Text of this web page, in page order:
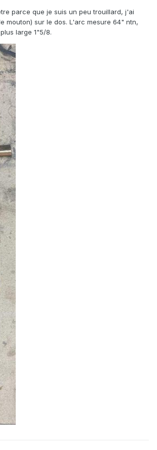
parce que je suis un peu trouillard, j'ai
mouton) sur le dos. L'arc mesure 64" ntn,
large 1"5/8.